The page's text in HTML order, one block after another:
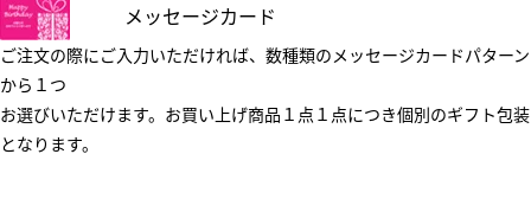
メッセージカード
ご注文の際にご入力いただければ、数種類のメッセージカードパターン
から１つ
お選びいただけます。お買い上げ商品１点１点につき個別のギフト包装
となります。